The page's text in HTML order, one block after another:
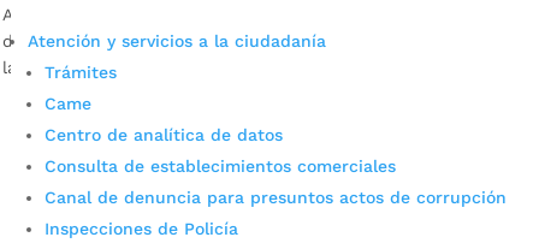
Atención y servicios a la ciudadanía
Trámites
Came
Centro de analítica de datos
Consulta de establecimientos comerciales
Canal de denuncia para presuntos actos de corrupción
Inspecciones de Policía
Ambiente Bucaramanga Descargar audio El fortalecimiento
de la población de recicladores para dignificar su condición
laboral en aspectos de salud […]